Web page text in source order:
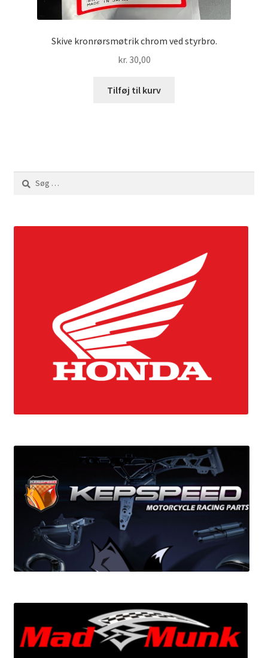
Skive kronrørsmøtrik chrom ved styrbro.
kr. 30,00
Tilføj til kurv
Søg
efter: